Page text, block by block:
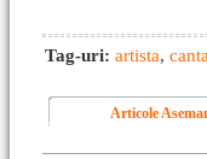
Tag-uri: artista,
Articole